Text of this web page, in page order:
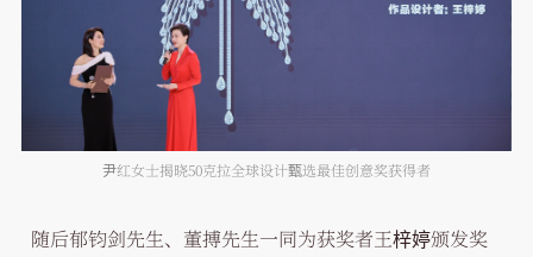
尹红女士揭晓50克拉全球设计甄选最佳创意奖获得者
随后郁钧剑先生、董搏先生一同为获奖者王梓婷颁发奖